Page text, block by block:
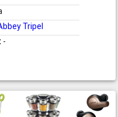
Tripel
-